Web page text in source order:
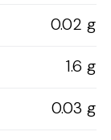
0.02 g
1.6 g
0.03 g